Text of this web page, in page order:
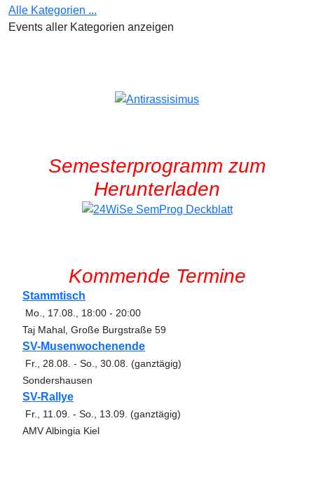
Alle Kategorien ...
Events aller Kategorien anzeigen
Semesterprogramm zum
Herunterladen
Kommende Termine
Stammtisch
Mo., 17.08. 18:00 - 20:00
Taj Mahal, Große Burgstraße 59
SV-Musenwochenende
Fr., 28.08. - So., 30.08. (ganztägig)
Sondershausen
SV-Rallye
Fr., 11.09. - So., 13.09. (ganztägig)
AMV Albingia Kiel